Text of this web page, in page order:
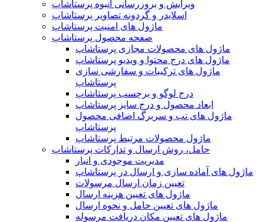
ویرایش و بروزرسانی انبوه پرستاشاپ
اسلایدر و گردونه تصاویر پرستاشاپ
ماژول های امنیت پرستاشاپ
صفحه محصول پرستاشاپ
ماژول های محصولات مجازی پرستاشاپ
ماژول های درج محتوا و ویدیو پرستاشاپ
ماژول های ترکیبات و سفارشی سازی
پرستاشاپ
درج لوگو و برچسب پرستاشاپ
ابعاد محصول و درج سایز پرستاشاپ
ماژول های تب و سربرگ اضافی محصول
پرستاشاپ
ماژول محصولات مرتبط پرستاشاپ
حامل، روش ارسال و تدارکات پرستاشاپ
مدیریت موجودی و انبار
ماژول های آماده سازی و ارسال در پرستاشاپ
تعیین زمان ارسال مرسولات
ماژول های تعیین هزینه ارسال
ماژول های تعیین حامل و نحوه ارسال
ماژول های تعیین مکان دریافت مرسوله